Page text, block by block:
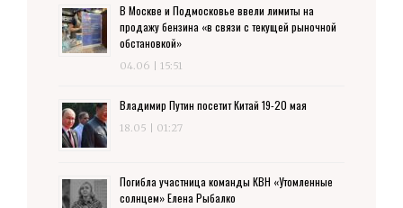
В Москве и Подмосковье ввели лимиты на
продажу бензина «в связи с текущей рыночной
обстановкой»
04.06 | 15:51
Владимир Путин посетит Китай 19-20 мая
18.05 | 01:27
Погибла участница команды КВН «Утомленные
солнцем» Елена Рыбалко